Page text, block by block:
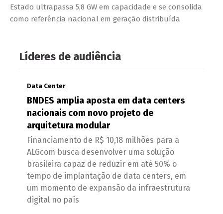
Estado ultrapassa 5,8 GW em capacidade e se consolida
como referência nacional em geração distribuída
Líderes de audiência
Data Center
BNDES amplia aposta em data centers
nacionais com novo projeto de
arquitetura modular
Financiamento de R$ 10,18 milhões para a
ALGcom busca desenvolver uma solução
brasileira capaz de reduzir em até 50% o
tempo de implantação de data centers, em
um momento de expansão da infraestrutura
digital no país